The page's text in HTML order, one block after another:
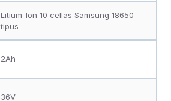
Litium-Ion 10 cellas Samsung 18650
tipus
2Ah
36V